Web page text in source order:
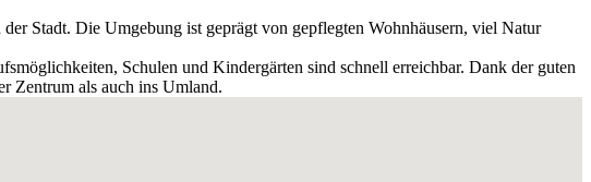
Stadt. Die Umgebung ist geprägt von gepflegten Wohnhäusern, viel Natur
Schulen und Kindergärten sind schnell erreichbar. Dank der guten
Zentrum als auch ins Umland.